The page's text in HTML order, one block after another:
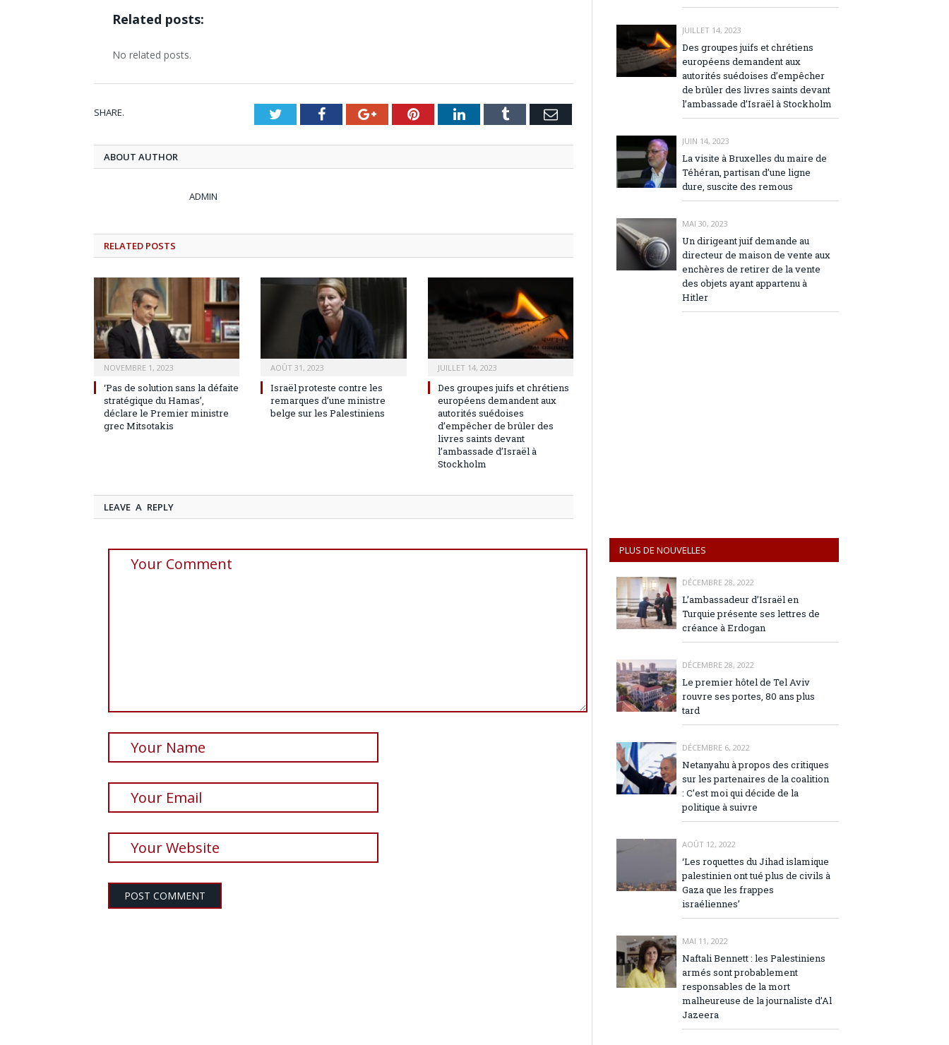
Related posts:
No related posts.
SHARE. TwitterFacebookGoogle+PinterestLinkedInTumblr Email
ABOUT AUTHOR
ADMIN
RELATED POSTS
NOVEMBRE 1, 2023
‘Pas de solution sans la défaite
stratégique du Hamas’,
déclare le Premier ministre
grec Mitsotakis
AOÛT 31, 2023
Israël proteste contre les
remarques d’une ministre
belge sur les Palestiniens
JUILLET 14, 2023
Des groupes juifs et chrétiens
européens demandent aux
autorités suédoises
d’empêcher de brûler des
livres saints devant
l’ambassade d’Israël à
Stockholm
LEAVE A REPLY
JUILLET 14, 2023
Des groupes juifs et chrétiens
européens demandent aux
autorités suédoises d’empêcher
de brûler des livres saints devant
l’ambassade d’Israël à Stockholm
JUIN 14, 2023
La visite à Bruxelles du maire de
Téhéran, partisan d’une ligne
dure, suscite des remous
MAI 30, 2023
Un dirigeant juif demande au
directeur de maison de vente aux
enchères de retirer de la vente
des objets ayant appartenu à
Hitler
PLUS DE NOUVELLES
DÉCEMBRE 28, 2022
L’ambassadeur d’Israël en
Turquie présente ses lettres de
créance à Erdogan
DÉCEMBRE 28, 2022
Le premier hôtel de Tel Aviv
rouvre ses portes, 80 ans plus
tard
DÉCEMBRE 6, 2022
Netanyahu à propos des critiques
sur les partenaires de la coalition
: C’est moi qui décide de la
politique à suivre
AOÛT 12, 2022
‘Les roquettes du Jihad islamique
palestinien ont tué plus de civils à
Gaza que les frappes
israéliennes’
MAI 11, 2022
Naftali Bennett : les Palestiniens
armés sont probablement
responsables de la mort
malheureuse de la journaliste d’Al
Jazeera